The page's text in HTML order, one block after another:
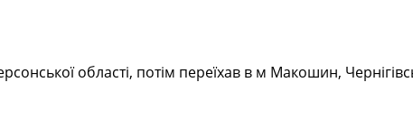
області, потім переїхав в м Макошин,